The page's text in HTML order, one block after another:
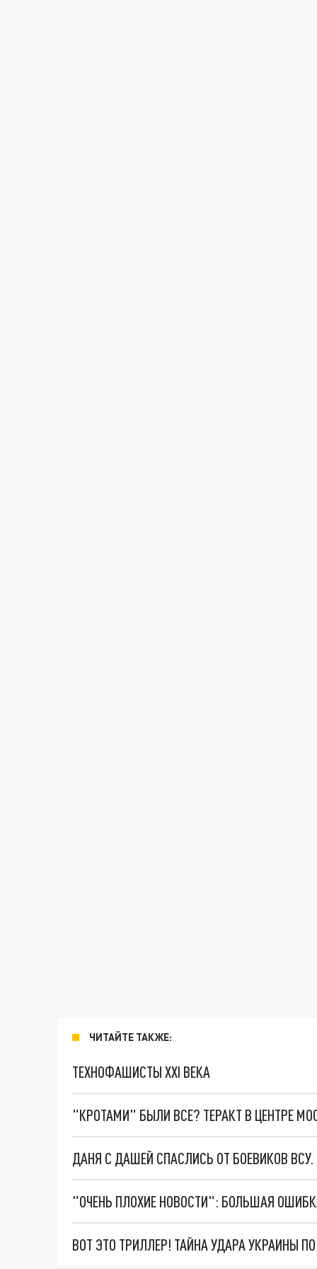
ЧИТАЙТЕ ТАКЖЕ:
ТЕХНОФАШИСТЫ XXI ВЕКА
"КРОТАМИ" БЫЛИ ВСЕ? ТЕРАКТ В ЦЕНТРЕ
ДАНЯ С ДАШЕЙ СПАСЛИСЬ ОТ БОЕВИКОВ
ВОТ ЭТО ТРИЛЛЕР! ТАЙНА УДАРА УКРАИНЫ